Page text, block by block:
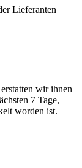
Lieferanten
wir ihnen
7 Tage,
worden ist.